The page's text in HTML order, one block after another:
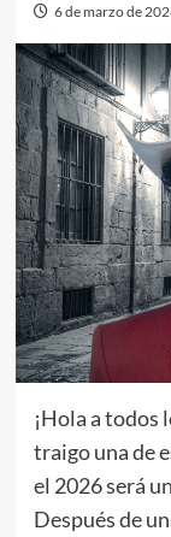
6 de marzo de
¡Hola a todos
traigo una de
el 2026 será
Después de